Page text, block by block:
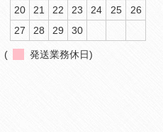
20
21 22 23 24 25
26
27
28 29 30
( 発送業務休日)